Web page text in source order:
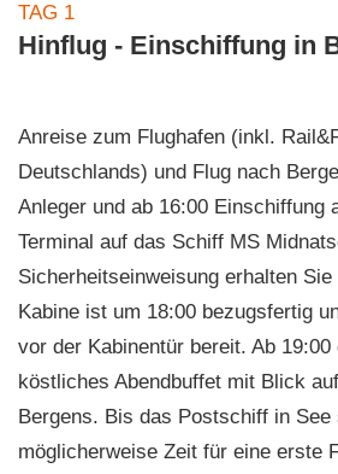
TAG 1
Hinflug - Einschiffung in
Anreise zum Flughafen (inkl.
Deutschlands) und Flug nach
Anleger und ab 16:00 Einschiffung
Terminal auf das Schiff MS
Sicherheitseinweisung erhalten
Kabine ist um 18:00 bezugsfertig
vor der Kabinentür bereit. Ab 19:00
köstliches Abendbuffet mit Blick
Bergens. Bis das Postschiff in
möglicherweise Zeit für eine erste